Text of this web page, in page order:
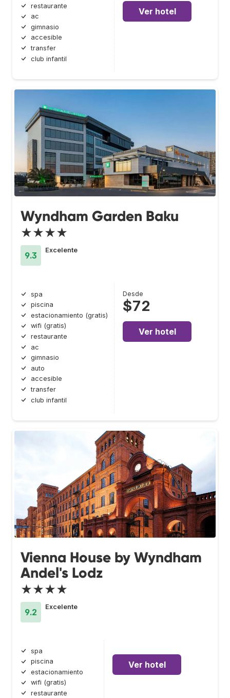
restaurante
ac
gimnasio
accesible
transfer
club infantil
Ver hotel
Wyndham Garden Baku
★★★★
9.3
Excelente
spa
piscina
estacionamiento (gratis)
wifi (gratis)
restaurante
ac
gimnasio
auto
accesible
transfer
club infantil
Desde
$72
Ver hotel
Vienna House by Wyndham
Andel's Lodz
★★★★
9.2
Excelente
spa
piscina
estacionamiento
wifi (gratis)
restaurante
Ver hotel